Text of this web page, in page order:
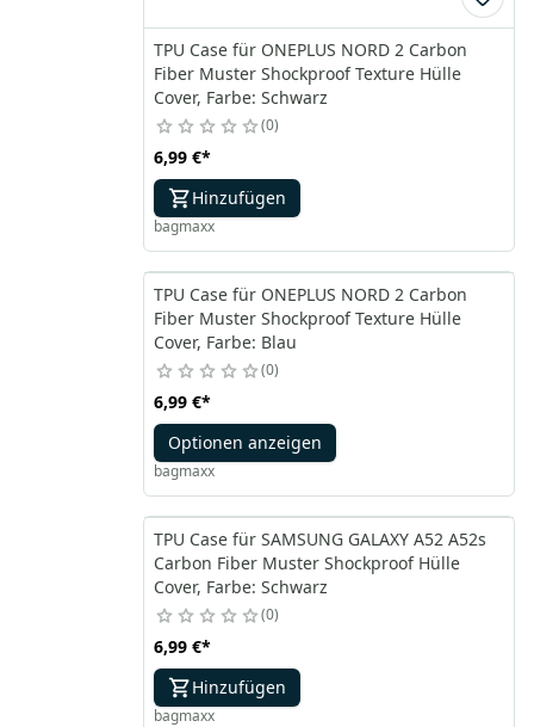
TPU Case für ONEPLUS NORD 2 Carbon
Fiber Muster Shockproof Texture Hülle
Cover, Farbe: Schwarz
0
6,99 €*
Hinzufügen
bagmaxx
TPU Case für ONEPLUS NORD 2 Carbon
Fiber Muster Shockproof Texture Hülle
Cover, Farbe: Blau
0
6,99 €*
Optionen anzeigen
bagmaxx
TPU Case für SAMSUNG GALAXY A52 A52s
Carbon Fiber Muster Shockproof Hülle
Cover, Farbe: Schwarz
0
6,99 €*
Hinzufügen
bagmaxx